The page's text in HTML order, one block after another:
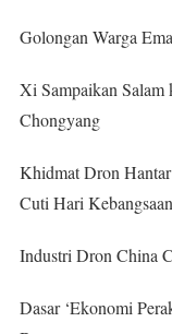
Golongan Warga
Xi Sampaikan Salam
Chongyang
Khidmat Dron
Cuti Hari Kebangsaan
Industri Dron China
Dasar ‘Ekonomi